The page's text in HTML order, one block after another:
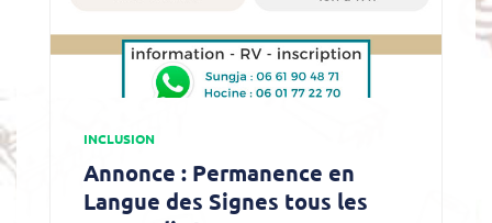
INCLUSION
Annonce : Permanence en
Langue des Signes tous les